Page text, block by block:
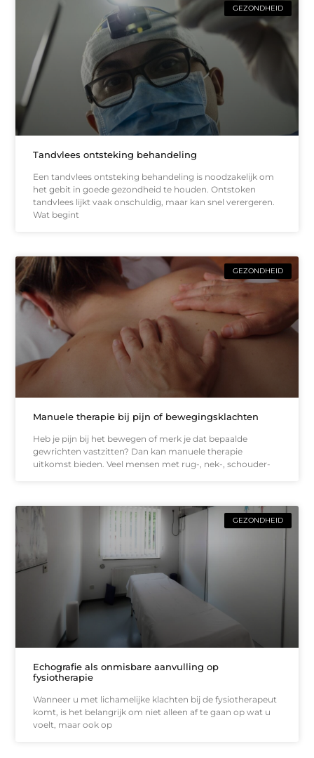
GEZONDHEID
Tandvlees ontsteking behandeling
Een tandvlees ontsteking behandeling is noodzakelijk om
het gebit in goede gezondheid te houden. Ontstoken
tandvlees lijkt vaak onschuldig, maar kan snel verergeren.
Wat begint
GEZONDHEID
Manuele therapie bij pijn of bewegingsklachten
Heb je pijn bij het bewegen of merk je dat bepaalde
gewrichten vastzitten? Dan kan manuele therapie
uitkomst bieden. Veel mensen met rug-, nek-, schouder-
GEZONDHEID
Echografie als onmisbare aanvulling op
fysiotherapie
Wanneer u met lichamelijke klachten bij de fysiotherapeut
komt, is het belangrijk om niet alleen af te gaan op wat u
voelt, maar ook op